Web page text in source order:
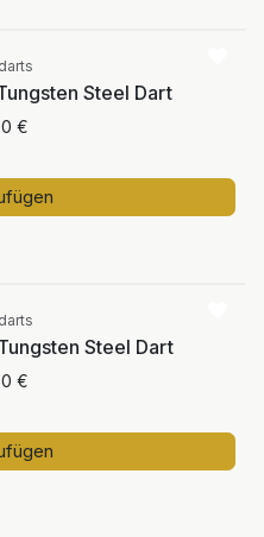
Steel Dart
€
Steel Dart
€